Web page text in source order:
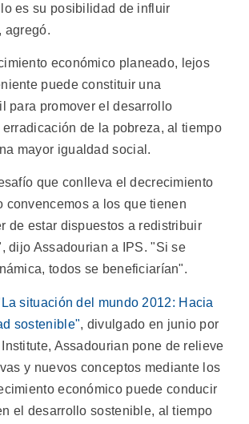
es su posibilidad de influir
agregó.
económico planeado, lejos
puede constituir una
para promover el desarrollo
de la pobreza, al tiempo
mayor igualdad social.
que conlleva el decrecimiento
convencemos a los que tienen
de estar dispuestos a redistribuir
dijo Assadourian a IPS. "Si se
todos se beneficiarían".
situación del mundo 2012: Hacia
sostenible", divulgado en junio por
Assadourian pone de relieve
y nuevos conceptos mediante los
económico puede conducir
el desarrollo sostenible, al tiempo